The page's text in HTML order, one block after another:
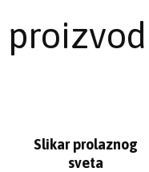
Slikar prolaznog
sveta